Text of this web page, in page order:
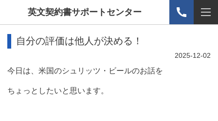
英文契約書サポートセンター
自分の評価は他人が決める！
2025-12-02
今日は、米国のシュリッツ・ビールのお話を
ちょっとしたいと思います。